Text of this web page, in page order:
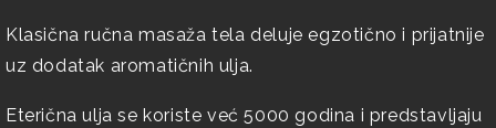
Klasična ručna masaža tela deluje egzotično i prijatnije
uz dodatak aromatičnih ulja.
Eterična ulja se koriste već 5000 godina i predstavljaju